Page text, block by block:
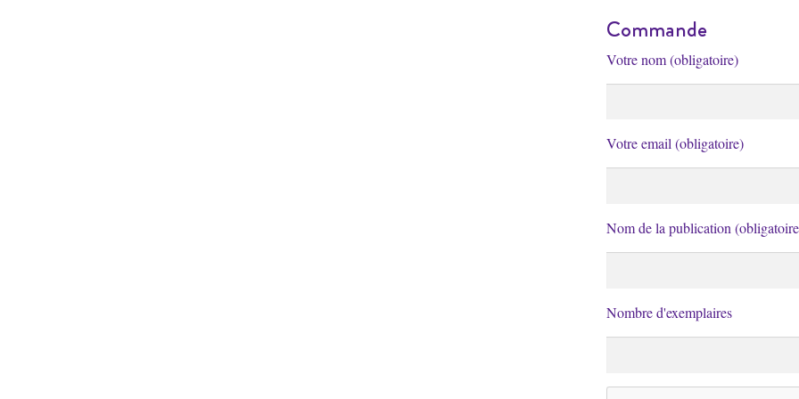
Commande
Votre nom (obligatoire)
Votre email (obligatoire)
Nom de la publication
Nombre d'exemplaires